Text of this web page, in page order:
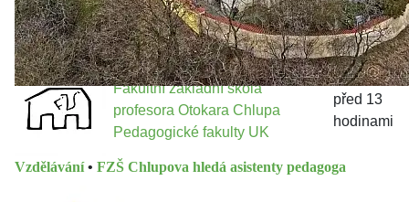
Fakultní základní škola
profesora Otokara Chlupa
Pedagogické fakulty UK
před 13
hodinami
Vzdělávání • FZŠ Chlupova hledá asistenty pedagoga